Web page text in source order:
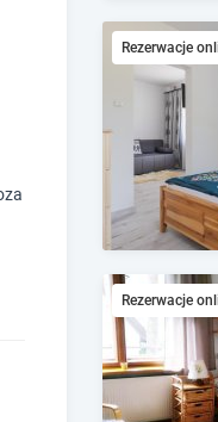
Rezerwacje
Rezerwacje